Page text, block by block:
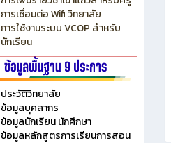
การใช้งานระบบ MyRms สำหรับผู้
ปกครอง
การเพิ่มรายวิชาเข้าแถวสำหรับครู
การเชื่อมต่อ Wifi วิทยาลัย
การใช้งานระบบ VCOP สำหรับ
นักเรียน